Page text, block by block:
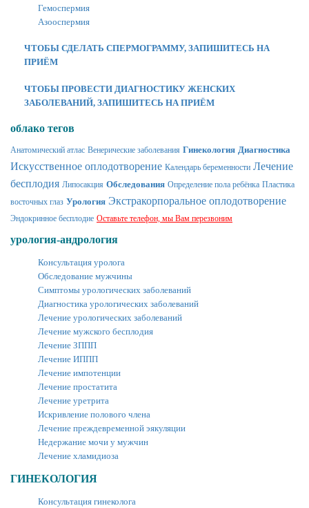
Гемоспермия
Азооспермия
ЧТОБЫ СДЕЛАТЬ СПЕРМОГРАММУ, ЗАПИШИТЕСЬ НА
ПРИЁМ
ЧТОБЫ ПРОВЕСТИ ДИАГНОСТИКУ ЖЕНСКИХ
ЗАБОЛЕВАНИЙ, ЗАПИШИТЕСЬ НА ПРИЁМ
облако тегов
Анатомический атлас Венерические заболевания Гинекология Диагностика
Искусственное оплодотворение Календарь беременности Лечение
бесплодия Липосакция Обследования Определение пола ребёнка Пластика
восточных глаз Урология Экстракорпоральное оплодотворение
Эндокринное бесплодие Оставьте телефон, мы Вам перезвоним
урология-андрология
Консультация уролога
Обследование мужчины
Симптомы урологических заболеваний
Диагностика урологических заболеваний
Лечение урологических заболеваний
Лечение мужского бесплодия
Лечение ЗППП
Лечение ИППП
Лечение импотенции
Лечение простатита
Лечение уретрита
Искривление полового члена
Лечение преждевременной эякуляции
Недержание мочи у мужчин
Лечение хламидиоза
ГИНЕКОЛОГИЯ
Консультация гинеколога